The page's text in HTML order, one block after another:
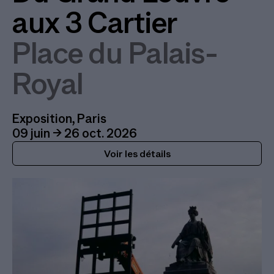
aux 3 Cartier
Place du Palais-
Royal
Exposition, Paris
09 juin → 26 oct. 2026
Voir les détails